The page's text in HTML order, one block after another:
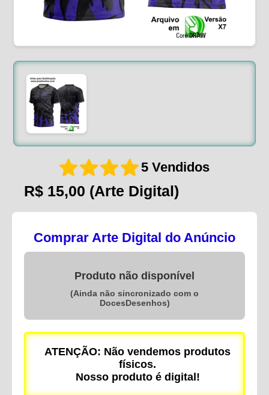
5 Vendidos
R$ 15,00 (Arte Digital)
Comprar Arte Digital do Anúncio
Produto não disponível
(Ainda não sincronizado com o
DocesDesenhos)
ATENÇÃO: Não vendemos produtos
físicos.
Nosso produto é digital!